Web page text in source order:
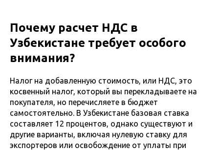
Почему расчет НДС в
Узбекистане требует особого
внимания?
Налог на добавленную стоимость, или НДС, это
косвенный налог, который вы перекладываете на
покупателя, но перечисляете в бюджет
самостоятельно. В Узбекистане базовая ставка
составляет 12 процентов, однако существуют и
другие варианты, включая нулевую ставку для
экспортеров или освобождение от уплаты при